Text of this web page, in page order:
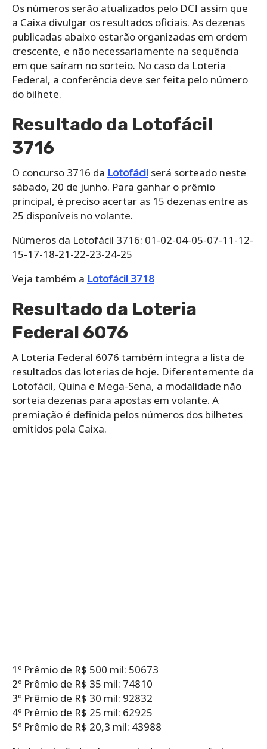
Os números serão atualizados pelo DCI assim que
a Caixa divulgar os resultados oficiais. As dezenas
publicadas abaixo estarão organizadas em ordem
crescente, e não necessariamente na sequência
em que saíram no sorteio. No caso da Loteria
Federal, a conferência deve ser feita pelo número
do bilhete.
Resultado da Lotofácil
3716
O concurso 3716 da Lotofácil será sorteado neste
sábado, 20 de junho. Para ganhar o prêmio
principal, é preciso acertar as 15 dezenas entre as
25 disponíveis no volante.
Números da Lotofácil 3716: 01-02-04-05-07-11-12-
15-17-18-21-22-23-24-25
Veja também a Lotofácil 3718
Resultado da Loteria
Federal 6076
A Loteria Federal 6076 também integra a lista de
resultados das loterias de hoje. Diferentemente da
Lotofácil, Quina e Mega-Sena, a modalidade não
sorteia dezenas para apostas em volante. A
premiação é definida pelos números dos bilhetes
emitidos pela Caixa.
1º Prêmio de R$ 500 mil: 50673
2º Prêmio de R$ 35 mil: 74810
3º Prêmio de R$ 30 mil: 92832
4º Prêmio de R$ 25 mil: 62925
5º Prêmio de R$ 20,3 mil: 43988